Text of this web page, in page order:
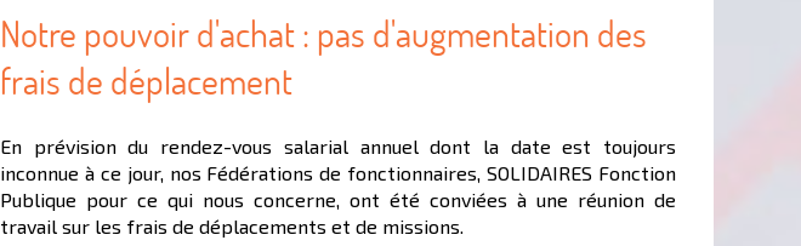
Notre pouvoir d'achat : pas d'augmentation des
frais de déplacement
En prévision du rendez-vous salarial annuel dont la date est toujours
inconnue à ce jour, nos Fédérations de fonctionnaires, SOLIDAIRES Fonction
Publique pour ce qui nous concerne, ont été conviées à une réunion de
travail sur les frais de déplacements et de missions.